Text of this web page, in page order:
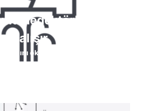
dedektörleri nasıl
çalışır
Devamını okuyun